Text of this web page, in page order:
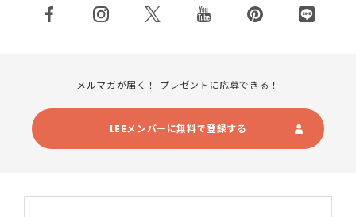
メルマガが届く！ プレゼントに応募できる！
LEEメンバーに無料で登録する